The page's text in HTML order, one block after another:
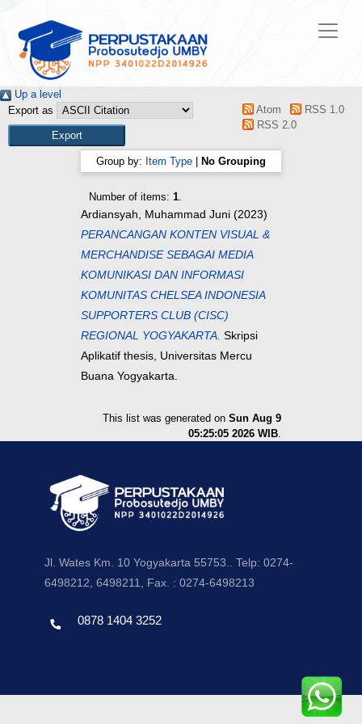
Up a level
Export as
Atom
RSS 1.0
RSS 2.0
Group by: Item Type No Grouping
Number of items: 1.
Ardiansyah, Muhammad Juni (2023)
PERANCANGAN KONTEN VISUAL &
MERCHANDISE SEBAGAI MEDIA
KOMUNIKASI DAN INFORMASI
KOMUNITAS CHELSEA INDONESIA
SUPPORTERS CLUB (CISC)
REGIONAL YOGYAKARTA. Skripsi
Aplikatif thesis, Universitas Mercu
Buana Yogyakarta.
This list was generated on Sun Aug 9
05:25:05 2026 WIB.
Jl. Wates Km. 10 Yogyakarta 55753.. Telp: 0274-
6498212, 6498211, Fax. : 0274-6498213
0878 1404 3252